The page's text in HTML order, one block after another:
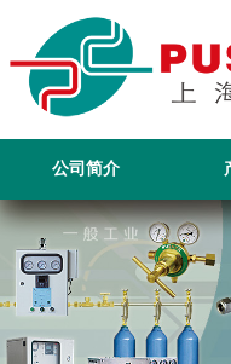
公司简介